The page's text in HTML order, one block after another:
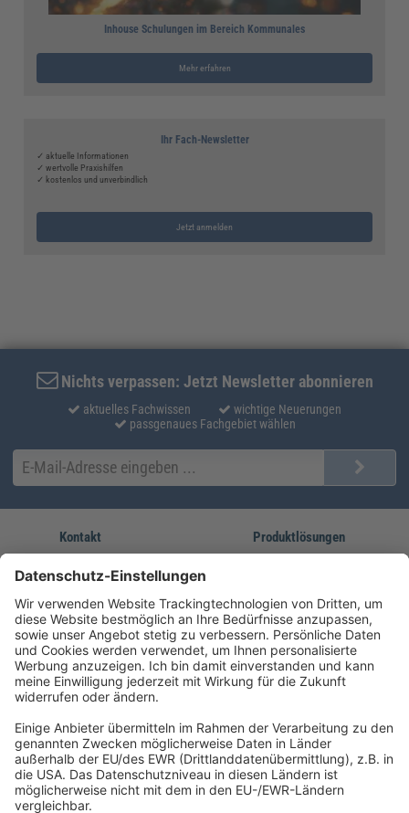
Inhouse Schulungen im Bereich Kommunales
Mehr erfahren
Ihr Fach-Newsletter
✓ aktuelle Informationen
✓ wertvolle Praxishilfen
✓ kostenlos und unverbindlich
Jetzt anmelden
Nichts verpassen: Jetzt Newsletter abonnieren
aktuelles Fachwissen
wichtige Neuerungen
passgenaues Fachgebiet wählen
Kontakt
service@forum-verlag.com
Mo-Do 07:30 - 17:00 Uhr
Fr 07:30 - 15:00 Uhr
Produktlösungen
Unsere Marken
Folgen Sie uns